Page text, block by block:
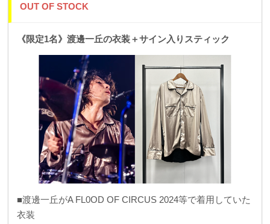
OUT OF STOCK
《限定1名》渡邊一丘の衣装＋サイン入りスティック
■渡邊一丘がA FL0OD OF CIRCUS 2024等で着用していた
衣装